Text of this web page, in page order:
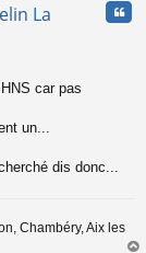
La
car pas
un...
dis donc...
Chambéry, Aix les